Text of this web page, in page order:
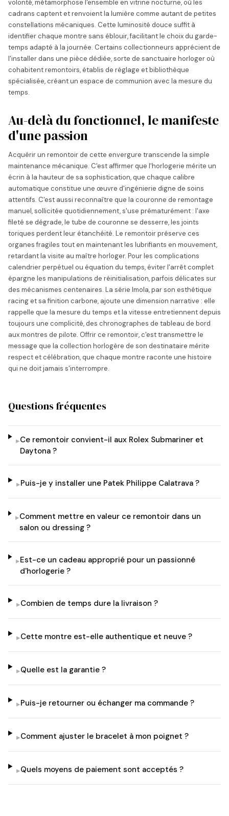
volonté, métamorphose l'ensemble en vitrine nocturne, où les
cadrans captent et renvoient la lumière comme autant de petites
constellations mécaniques. Cette luminosité douce suffit à
identifier chaque montre sans éblouir, facilitant le choix du garde-
temps adapté à la journée. Certains collectionneurs apprécient de
l'installer dans une pièce dédiée, sorte de sanctuaire horloger où
cohabitent remontoirs, établis de réglage et bibliothèque
spécialisée, créant un espace de communion avec la mesure du
temps.
Au-delà du fonctionnel, le manifeste
d'une passion
Acquérir un remontoir de cette envergure transcende la simple
maintenance mécanique. C'est affirmer que l'horlogerie mérite un
écrin à la hauteur de sa sophistication, que chaque calibre
automatique constitue une œuvre d'ingénierie digne de soins
attentifs. C'est aussi reconnaître que la couronne de remontage
manuel, sollicitée quotidiennement, s'use prématurément : l'axe
fileté se dégrade, le tube de couronne se desserre, les joints
toriques perdent leur étanchéité. Le remontoir préserve ces
organes fragiles tout en maintenant les lubrifiants en mouvement,
retardant la visite au maître horloger. Pour les complications
calendrier perpétuel ou équation du temps, éviter l'arrêt complet
épargne les manipulations de réinitialisation, parfois délicates sur
des mécanismes centenaires. La série Imola, par son esthétique
racing et sa finition carbone, ajoute une dimension narrative : elle
rappelle que la mesure du temps et la vitesse entretiennent depuis
toujours une complicité, des chronographes de tableau de bord
aux montres de pilote. Offrir ce remontoir, c'est transmettre le
message que la collection horlogère de son destinataire mérite
respect et célébration, que chaque montre raconte une histoire
qui ne doit jamais s'interrompre.
Questions fréquentes
▸Ce remontoir convient-il aux Rolex Submariner et
Daytona ?
▸Puis-je y installer une Patek Philippe Calatrava ?
▸Comment mettre en valeur ce remontoir dans un
salon ou dressing ?
▸Est-ce un cadeau approprié pour un passionné
d'horlogerie ?
▸Combien de temps dure la livraison ?
▸Cette montre est-elle authentique et neuve ?
▸Quelle est la garantie ?
▸Puis-je retourner ou échanger ma commande ?
▸Comment ajuster le bracelet à mon poignet ?
▸Quels moyens de paiement sont acceptés ?